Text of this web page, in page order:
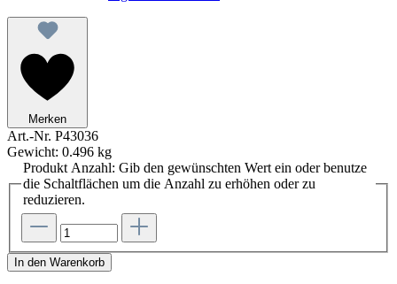
Merken
Art.-Nr. P43036
Gewicht: 0.496 kg
Produkt Anzahl: Gib den gewünschten Wert ein oder benutze
die Schaltflächen um die Anzahl zu erhöhen oder zu
reduzieren.
In den Warenkorb